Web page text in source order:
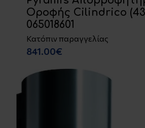
Οροφής Cilindrico
065018601
Κατόπιν παραγγελίας
841.00€